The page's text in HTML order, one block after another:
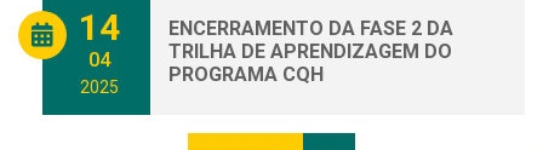
14
04
2025
ENCERRAMENTO DA FASE 2 DA
TRILHA DE APRENDIZAGEM DO
PROGRAMA CQH